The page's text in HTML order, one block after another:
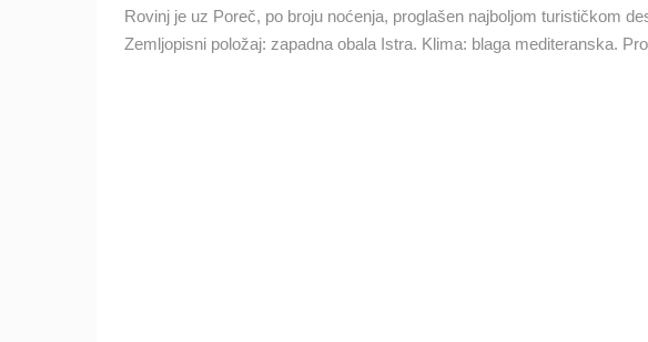
Rovinj je uz Poreč, po broju noćenja, proglašen najboljom turističkom
Zemljopisni položaj: zapadna obala Istra. Klima: blaga mediteranska.